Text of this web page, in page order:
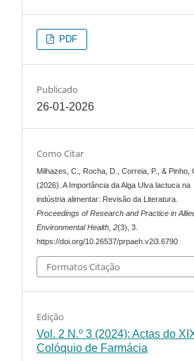
PDF
Publicado
26-01-2026
Como Citar
Milhazes, C., Rocha, D., Correia, P., & Pinho,
(2026). A Importância da Alga Ulva lactuca na
indústria alimentar: Revisão da Literatura.
Proceedings of Research and Practice in
Environmental Health ,2(3), 3.
https://doi.org/10.26537/prpaeh.v2i3.6790
Formatos Citação
Edição
Vol. 2 N.º 3 (2024): Actas do
Colóquio de Farmácia